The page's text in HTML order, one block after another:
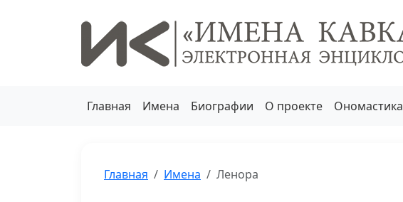
Главная Имена Биографии О проекте Ономастика
Главная Имена Ленора